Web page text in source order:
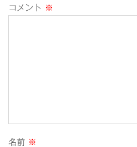
コメント ※
名前 ※